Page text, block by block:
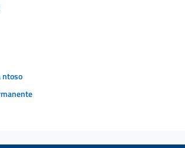
ntoso